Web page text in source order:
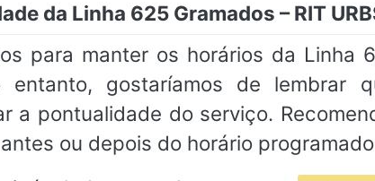
da Linha 625 Gramados – RIT
para manter os horários da Linha
gostaríamos de lembrar
a pontualidade do serviço.
ou depois do horário